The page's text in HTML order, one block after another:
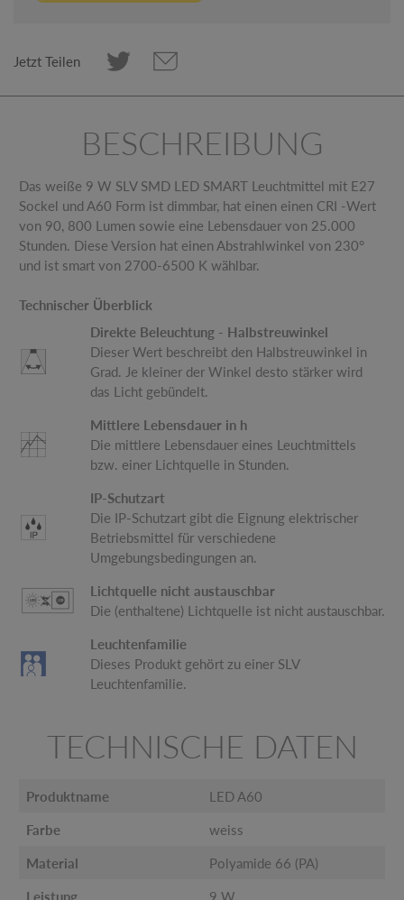
Jetzt Teilen
BESCHREIBUNG
Das weiße 9 W SLV SMD LED SMART Leuchtmittel mit E27
Sockel und A60 Form ist dimmbar, hat einen einen CRI -Wert
von 90, 800 Lumen sowie eine Lebensdauer von 25.000
Stunden. Diese Version hat einen Abstrahlwinkel von 230°
und ist smart von 2700-6500 K wählbar.
Technischer Überblick
Direkte Beleuchtung - Halbstreuwinkel
Dieser Wert beschreibt den Halbstreuwinkel in
Grad. Je kleiner der Winkel desto stärker wird
das Licht gebündelt.
Mittlere Lebensdauer in h
Die mittlere Lebensdauer eines Leuchtmittels
bzw. einer Lichtquelle in Stunden.
IP-Schutzart
Die IP-Schutzart gibt die Eignung elektrischer
Betriebsmittel für verschiedene
Umgebungsbedingungen an.
Lichtquelle nicht austauschbar
Die (enthaltene) Lichtquelle ist nicht austauschbar.
Leuchtenfamilie
Dieses Produkt gehört zu einer SLV
Leuchtenfamilie.
TECHNISCHE DATEN
Produktname LED A60
Farbe weiss
Material Polyamide 66 (PA)
Leistung 9 W